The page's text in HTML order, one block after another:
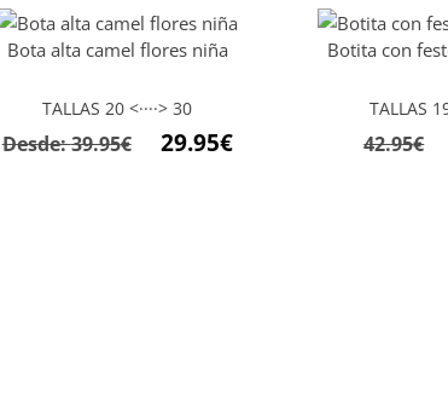
Bota alta camel flores niña
TALLAS 20 <····> 30
Desde:39.95€ 29.95€
Botita con
TALLAS
42.95€